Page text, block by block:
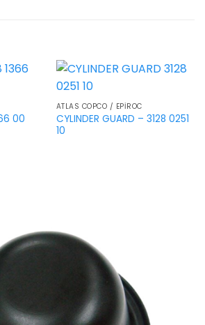
00
ATLAS COPCO / EPIROC
CYLINDER GUARD – 3128 0251
10